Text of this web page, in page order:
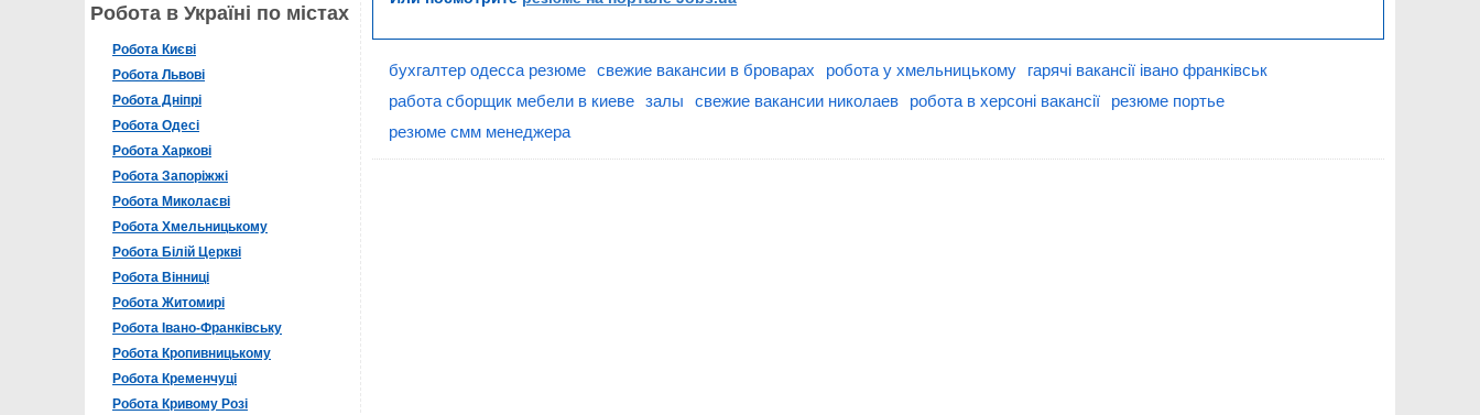
Робота в Україні по містах
Робота Києві
Робота Львові
Робота Дніпрі
Робота Одесі
Робота Харкові
Робота Запоріжжі
Робота Миколаєві
Робота Хмельницькому
Робота Білій Церкві
Робота Вінниці
Робота Житомирі
Робота Івано-Франківську
Робота Кропивницькому
Робота Кременчуці
Робота Кривому Розі
бухгалтер одесса резюме свежие вакансии в броварах робота у хмельницькому
гарячі вакансії івано франківськ
работа сборщик мебели в киеве залы свежие вакансии николаев робота в херсоні вакансії
резюме портье
резюме смм менеджера